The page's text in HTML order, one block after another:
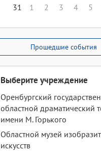
31
1 2 3 4 5
Прошедшие события
Выберите учреждение
Оренбургский
областной драматический
имени М. Горького
Областной музей
искусств